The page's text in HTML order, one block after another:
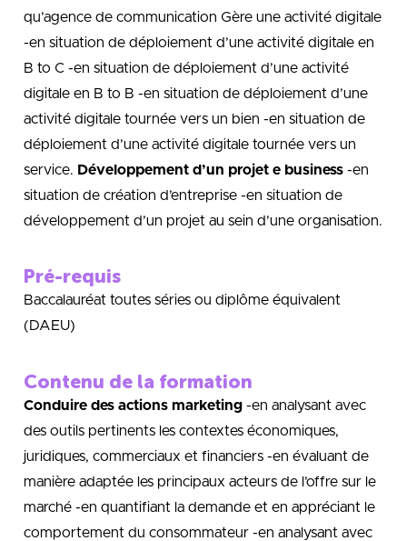
qu’agence de communication Gère une activité digitale
-en situation de déploiement d’une activité digitale en
B to C -en situation de déploiement d’une activité
digitale en B to B -en situation de déploiement d’une
activité digitale tournée vers un bien -en situation de
déploiement d’une activité digitale tournée vers un
service. Développement d’un projet e business -en
situation de création d’entreprise -en situation de
développement d’un projet au sein d’une organisation.
Pré-requis
Baccalauréat toutes séries ou diplôme équivalent
(DAEU)
Contenu de la formation
Conduire des actions marketing -en analysant avec
des outils pertinents les contextes économiques,
juridiques, commerciaux et financiers -en évaluant de
manière adaptée les principaux acteurs de l’offre sur le
marché -en quantifiant la demande et en appréciant le
comportement du consommateur -en analysant avec